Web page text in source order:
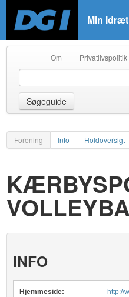
Min Idræt
Om Privatlivspolitik
Søgeguide
Forening Info Holdoversigt
INFO
Hjemmeside: http://